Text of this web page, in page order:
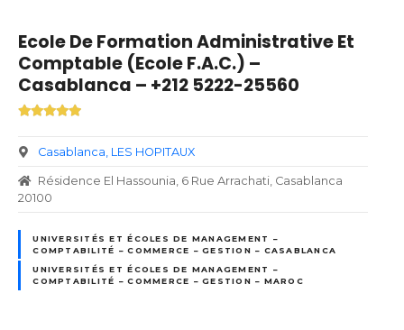
Ecole De Formation Administrative Et
Comptable (Ecole F.A.C.) –
Casablanca – +212 5222-25560
Casablanca LES HOPITAUX
Résidence El Hassounia, 6 Rue Arrachati, Casablanca
20100
UNIVERSITÉS ET ÉCOLES DE MANAGEMENT –
COMPTABILITÉ – COMMERCE – GESTION – CASABLANCA
UNIVERSITÉS ET ÉCOLES DE MANAGEMENT –
COMPTABILITÉ – COMMERCE – GESTION – MAROC